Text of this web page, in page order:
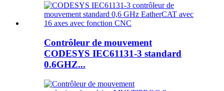
Contrôleur de mouvement
CODESYS IEC61131-3 standard
0.6GHZ...